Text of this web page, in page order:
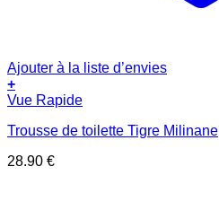
Ajouter à la liste d’envies
+
Vue Rapide
Trousse de toilette Tigre Milinane
28.90 €